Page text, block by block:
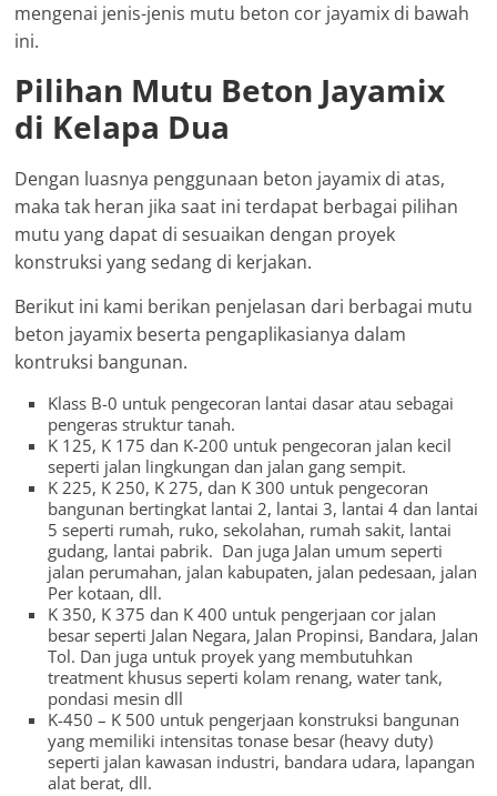
mengenai jenis-jenis mutu beton cor jayamix di bawah
ini.
Pilihan Mutu Beton Jayamix
di Kelapa Dua
Dengan luasnya penggunaan beton jayamix di atas,
maka tak heran jika saat ini terdapat berbagai pilihan
mutu yang dapat di sesuaikan dengan proyek
konstruksi yang sedang di kerjakan.
Berikut ini kami berikan penjelasan dari berbagai mutu
beton jayamix beserta pengaplikasianya dalam
kontruksi bangunan.
Klass B-0 untuk pengecoran lantai dasar atau sebagai
pengeras struktur tanah.
K 125, K 175 dan K-200 untuk pengecoran jalan kecil
seperti jalan lingkungan dan jalan gang sempit.
K 225, K 250, K 275, dan K 300 untuk pengecoran
bangunan bertingkat lantai 2, lantai 3, lantai 4 dan lantai
5 seperti rumah, ruko, sekolahan, rumah sakit, lantai
gudang, lantai pabrik. Dan juga Jalan umum seperti
jalan perumahan, jalan kabupaten, jalan pedesaan, jalan
Per kotaan, dll.
K 350, K 375 dan K 400 untuk pengerjaan cor jalan
besar seperti Jalan Negara, Jalan Propinsi, Bandara, Jalan
Tol. Dan juga untuk proyek yang membutuhkan
treatment khusus seperti kolam renang, water tank,
pondasi mesin dll
K-450 – K 500 untuk pengerjaan konstruksi bangunan
yang memiliki intensitas tonase besar (heavy duty)
seperti jalan kawasan industri, bandara udara, lapangan
alat berat, dll.